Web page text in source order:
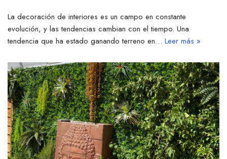
La decoración de interiores es un campo en constante
evolución, y las tendencias cambian con el tiempo. Una
tendencia que ha estado ganando terreno en… Leer más »